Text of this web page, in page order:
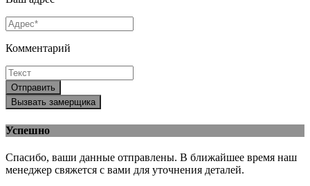
Комментарий
Отправить
Вызвать замерщика
Успешно
Спасибо, ваши данные отправлены. В ближайшее время наш
менеджер свяжется с вами для уточнения деталей.